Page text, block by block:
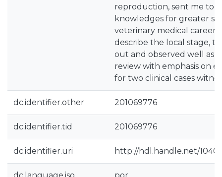
reproduction, sent me to
knowledges for greater
veterinary medical career.
describe the local stage,
out and observed well as
review with emphasis on
for two clinical cases
dc.identifier.other 201069776
dc.identifier.tid 201069776
dc.identifier.uri http://hdl.handle.net/